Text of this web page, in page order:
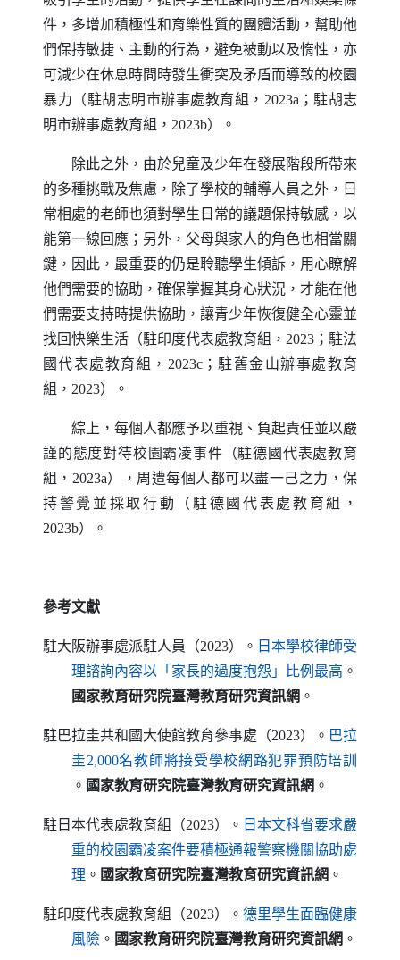
件，多增加積極性和育樂性質的團體活動，幫助他
們保持敏捷、主動的行為，避免被動以及惰性，亦
可減少在休息時間時發生衝突及矛盾而導致的校園
暴力（駐胡志明市辦事處教育組，2023a；駐胡志
明市辦事處教育組，2023b）。
除此之外，由於兒童及少年在發展階段所帶來
的多種挑戰及焦慮，除了學校的輔導人員之外，日
常相處的老師也須對學生日常的議題保持敏感，以
能第一線回應；另外，父母與家人的角色也相當關
鍵，因此，最重要的仍是聆聽學生傾訴，用心瞭解
他們需要的協助，確保掌握其身心狀況，才能在他
們需要支持時提供協助，讓青少年恢復健全心靈並
找回快樂生活（駐印度代表處教育組，2023；駐法
國代表處教育組，2023c；駐舊金山辦事處教育
組，2023）。
綜上，每個人都應予以重視、負起責任並以嚴
謹的態度對待校園霸凌事件（駐德國代表處教育
組，2023a），周遭每個人都可以盡一己之力，保
持警覺並採取行動（駐德國代表處教育組，
2023b）。
參考文獻
駐大阪辦事處派駐人員（2023）。 日本學校律師受
理諮詢內容以「家長的過度抱怨」比例最高（另開新視
。
國家教育研究院臺灣教育研究資訊網 。
駐巴拉圭共和國大使館教育參事處（2023）。 巴拉
圭2,000名教師將接受學校網路犯罪預防培訓
（另開新視窗）
。 國家教育研究院臺灣教育研究資訊網 。
駐日本代表處教育組（2023）。 日本文科省要求嚴
重的校園霸凌案件要積極通報警察機關協助處
理
（另開新視窗）
。 國家教育研究院臺灣教育研究資訊網 。
駐印度代表處教育組（2023）。 德里學生面臨健康
風險
（另開新視窗）
。 國家教育研究院臺灣教育研究資訊網 。